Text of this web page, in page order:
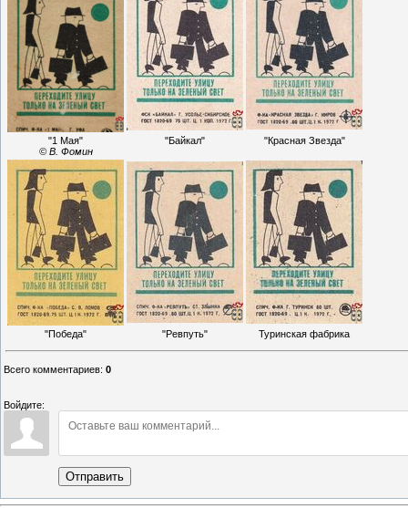
"1 Мая"
© В. Фомин
"Байкал" "Красная Звезда"
"Победа" "Ревпуть" Туринская фабрика
Всего комментариев: 0
Войдите:
Отправить